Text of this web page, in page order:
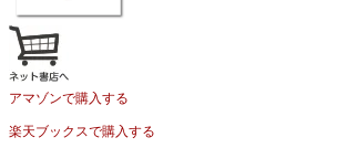
アマゾンで購入する
楽天ブックスで購入する